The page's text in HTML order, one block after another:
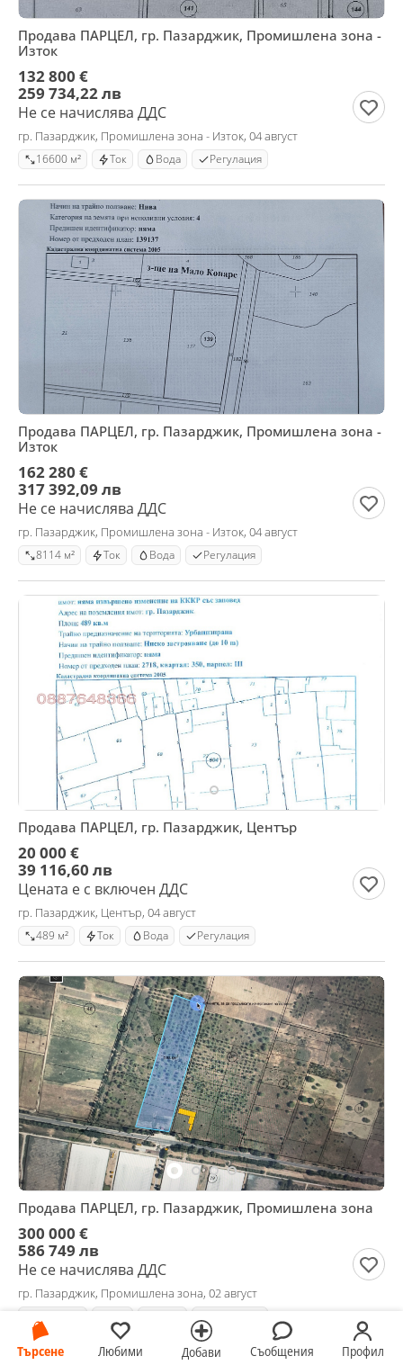
Търсене Любими Добави Съобщения Профил
Продава ПАРЦЕЛ, гр. Пазарджик, Промишлена зона -
Изток
132 800 €
259 734,22 лв
Не се начислява ДДС
гр. Пазарджик, Промишлена зона - Изток, 04 август
16600 м² Ток Вода Регулация
Продава ПАРЦЕЛ, гр. Пазарджик, Промишлена зона -
Изток
162 280 €
317 392,09 лв
Не се начислява ДДС
гр. Пазарджик, Промишлена зона - Изток, 04 август
8114 м² Ток Вода Регулация
Продава ПАРЦЕЛ, гр. Пазарджик, Център
20 000 €
39 116,60 лв
Цената е с включен ДДС
гр. Пазарджик, Център, 04 август
489 м² Ток Вода Регулация
Продава ПАРЦЕЛ, гр. Пазарджик, Промишлена зона
300 000 €
586 749 лв
Не се начислява ДДС
гр. Пазарджик, Промишлена зона, 02 август
24249 м² Ток Вода Регулация